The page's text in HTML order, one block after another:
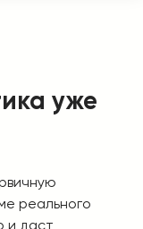
уже
реального
и даст